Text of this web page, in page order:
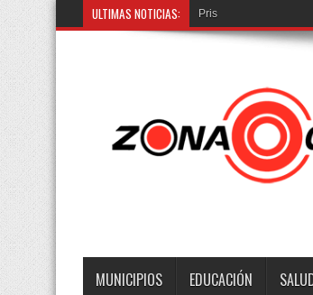
ULTIMAS NOTICIAS: Prisión preve
MUNICIPIOS EDUCACIÓN